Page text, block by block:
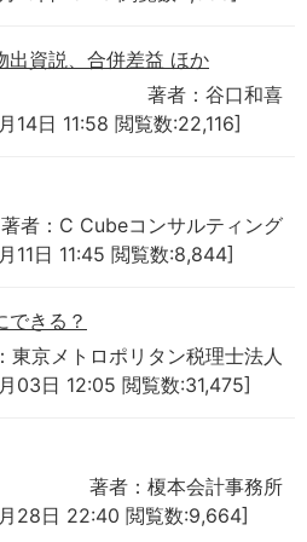
出資説、合併差益 ほか
著者：谷口和喜
14日 11:58 閲覧数:22,116]
著者：C Cubeコンサルティング
11日 11:45 閲覧数:8,844]
できる？
東京メトロポリタン税理士法人
03日 12:05 閲覧数:31,475]
著者：榎本会計事務所
28日 22:40 閲覧数:9,664]